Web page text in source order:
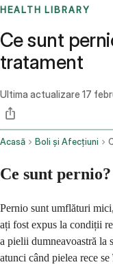
HEALTH LIBRARY
Ce sunt
tratament
Ultima actualizare 17
Acasă Boli și Afecțiuni
Ce sunt pernio?
Pernio sunt umflături
ați fost expus la condiții
a pielii dumneavoastră la
atunci când pielea rece